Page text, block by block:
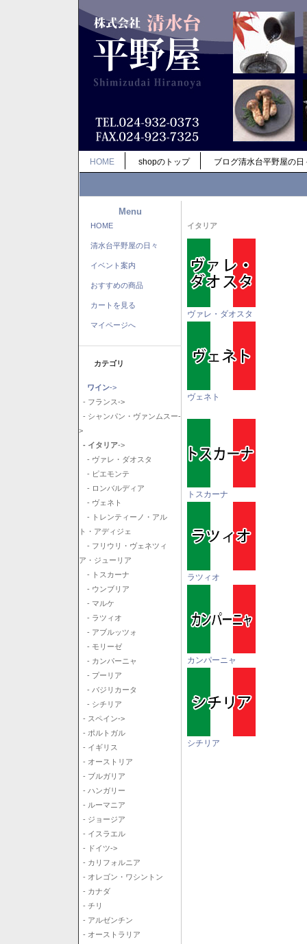
HOME shopのトップ ブログ清水台平野屋の日
Menu
HOME
清水台平野屋の日々
イベント案内
おすすめの商品
カートを見る
マイページへ
カテゴリ
ワイン->
- フランス->
- シャンパン・ヴァンムスー-
>
- イタリア->
- ヴァレ・ダオスタ
- ピエモンテ
- ロンバルディア
- ヴェネト
- トレンティーノ・アル
ト・アディジェ
- フリウリ・ヴェネツィ
ア・ジューリア
- トスカーナ
- ウンブリア
- マルケ
- ラツィオ
- アブルッツォ
- モリーゼ
- カンパーニャ
- プーリア
- バジリカータ
- シチリア
- スペイン->
- ポルトガル
- イギリス
- オーストリア
- ブルガリア
- ハンガリー
- ルーマニア
- ジョージア
- イスラエル
- ドイツ->
- カリフォルニア
- オレゴン・ワシントン
- カナダ
- チリ
- アルゼンチン
- オーストラリア
イタリア
ヴァレ・ダオスタ
ヴェネト
トスカーナ
ラツィオ
カンパーニャ
シチリア